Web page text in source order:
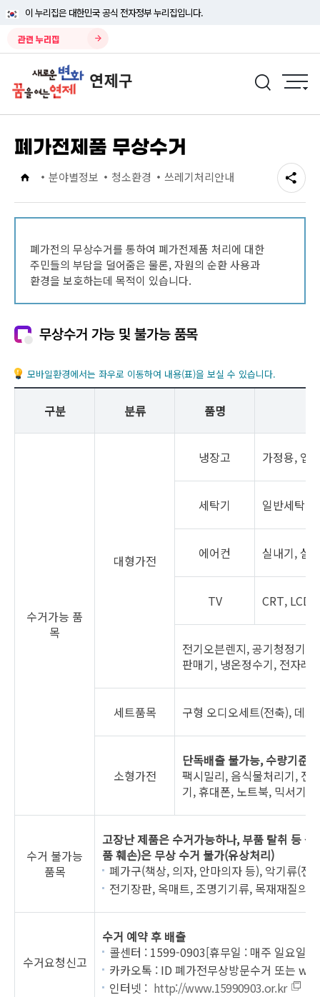
이 누리집은 대한민국 공식 전자정부 누리집입니다.
관련 누리집
폐가전제품 무상수거
분야별정보 청소환경 쓰레기처리안내
폐가전의 무상수거를 통하여 폐가전제품 처리에 대한
주민들의 부담을 덜어줌은 물론, 자원의 순환 사용과
환경을 보호하는데 목적이 있습니다.
무상수거 가능 및 불가능 품목
모바일환경에서는 좌우로 이동하여 내용(표)을 보실 수 있습니다.
구분 분류 품명
수거가능 품
목
대형가전
냉장고 가정용, 업
세탁기 일반세탁
에어컨 실내기, 실
TV CRT, LCD,
전기오븐렌지, 공기청정기,
판매기, 냉온정수기, 전자레
세트품목 구형 오디오세트(전축), 데
소형가전
단독배출 불가능, 수량기준
팩시밀리, 음식물처리기, 전
기, 휴대폰, 노트북, 믹서기,
수거 불가능
품목
고장난 제품은 수거가능하나, 부품 탈취 등
품 훼손)은 무상 수거 불가(유상처리)
폐가구(책상, 의자, 안마의자 등), 악기류(전
전기장판, 옥매트, 조명기기류, 목재재질의
수거요청신고
수거 예약 후 배출
콜센터 : 1599-0903[휴무일 : 매주 일요일,
카카오톡 : ID 폐가전무상방문수거 또는
인터넷 : http://www.15990903.or.kr